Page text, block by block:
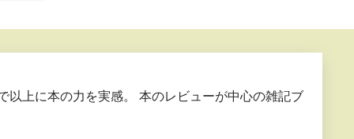
上に本の力を実感。 本のレビューが中心の雑記ブ